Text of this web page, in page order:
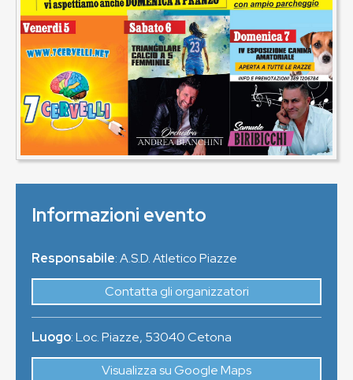
Informazioni evento
Responsabile: A.S.D. Atletico Piazze
Contatta gli organizzatori
Luogo:Loc. Piazze, 53040Cetona
Visualizza su Google Maps